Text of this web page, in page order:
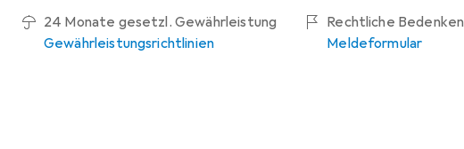
24 Monate gesetzl. Gewährleistung
Gewährleistungsrichtlinien
Rechtliche Bedenken
Meldeformular